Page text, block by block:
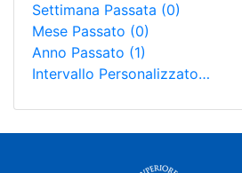
Settimana Passata (0)
Mese Passato (0)
Anno Passato (1)
Intervallo Personalizzato…